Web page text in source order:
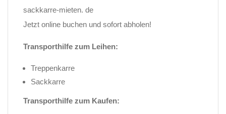
sackkarre-mieten. de
Jetzt online buchen und sofort abholen!
Transporthilfe zum Leihen:
Treppenkarre
Sackkarre
Transporthilfe zum Kaufen: